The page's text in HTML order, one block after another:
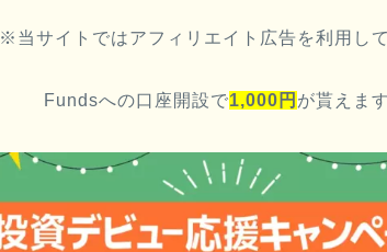
※当サイトではアフィリエイト広告を利用し
Fundsへの口座開設で1,000円 が貰えま